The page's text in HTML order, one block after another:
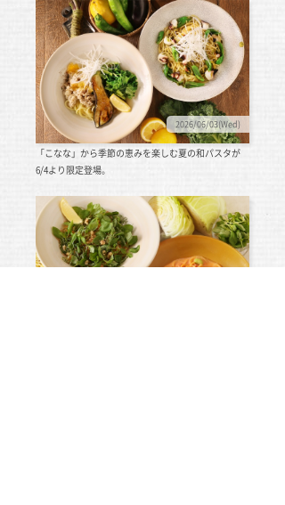
「こなな」から季節の恵みを楽しむ夏の和パスタが
6/4より限定登場。
2026/06/03(Wed)